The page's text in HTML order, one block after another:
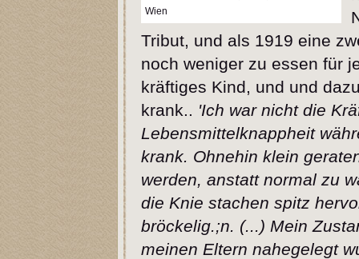
Wien
Tribut, und als 1919 eine
noch weniger zu essen für
kräftiges Kind, und und
krank.. 'Ich war nicht die
Lebensmittelknappheit
krank. Ohnehin klein
werden, anstatt normal zu
die Knie stachen spitz
bröckelig.;n. (...) Mein
meinen Eltern nahegelegt